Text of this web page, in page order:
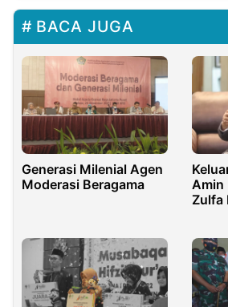
BACA JUGA
Generasi Milenial Agen
Moderasi Beragama
Amin
Zulfa